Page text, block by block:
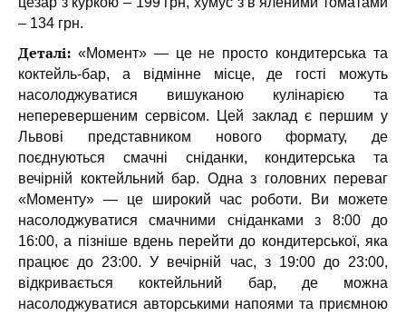
– 134 грн.
Деталі: «Момент» — це не просто кондитерська та
коктейль-бар, а відмінне місце, де гості можуть
насолоджуватися вишуканою кулінарією та
неперевершеним сервісом. Цей заклад є першим у
Львові представником нового формату, де
поєднуються смачні сніданки, кондитерська та
вечірній коктейльний бар. Одна з головних переваг
«Моменту» — це широкий час роботи. Ви можете
насолоджуватися смачними сніданками з 8:00 до
16:00, а пізніше вдень перейти до кондитерської, яка
працює до 23:00. У вечірній час, з 19:00 до 23:00,
відкривається коктейльний бар, де можна
насолоджуватися авторськими напоями та приємною